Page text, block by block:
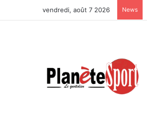
vendredi, août 7 2026 News